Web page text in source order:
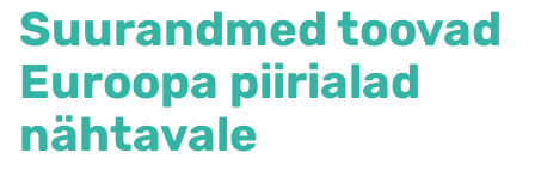
Suurandmed toovad
Euroopa piirialad
nähtavale